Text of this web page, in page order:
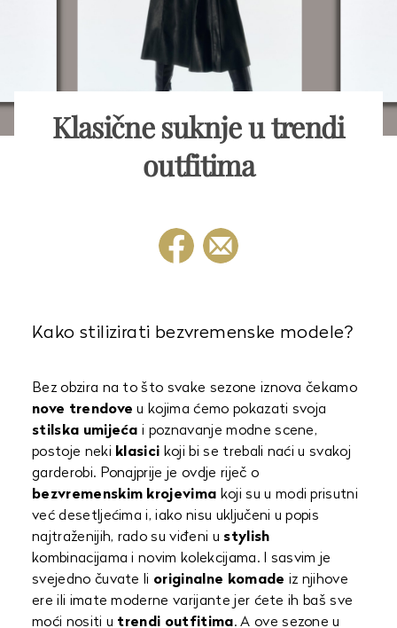
Klasične suknje u trendi
outfitima
Kako stilizirati bezvremenske modele?
Bez obzira na to što svake sezone iznova čekamo
nove trendove u kojima ćemo pokazati svoja
stilska umijeća i poznavanje modne scene,
postoje neki klasici koji bi se trebali naći u svakoj
garderobi. Ponajprije je ovdje riječ o
bezvremenskim krojevima koji su u modi prisutni
već desetljećima i, iako nisu uključeni u popis
najtraženijih, rado su viđeni u stylish
kombinacijama i novim kolekcijama. I sasvim je
svejedno čuvate li originalne komade iz njihove
ere ili imate moderne varijante jer ćete ih baš sve
moći nositi u trendi outfitima. A ove sezone u